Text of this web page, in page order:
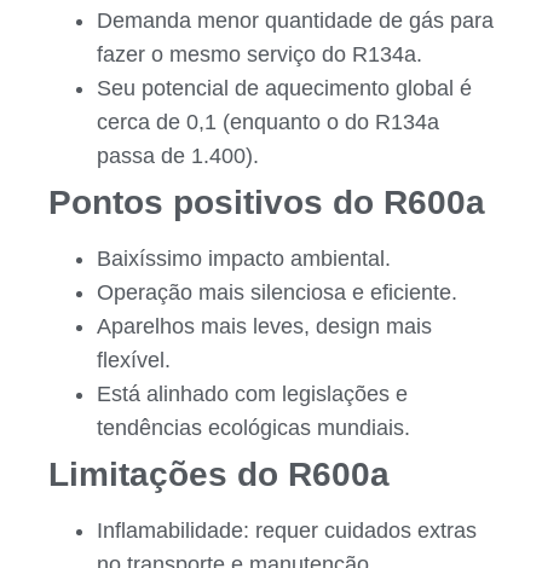
Demanda menor quantidade de gás para
fazer o mesmo serviço do R134a.
Seu potencial de aquecimento global é
cerca de 0,1 (enquanto o do R134a
passa de 1.400).
Pontos positivos do R600a
Baixíssimo impacto ambiental.
Operação mais silenciosa e eficiente.
Aparelhos mais leves, design mais
flexível.
Está alinhado com legislações e
tendências ecológicas mundiais.
Limitações do R600a
Inflamabilidade: requer cuidados extras